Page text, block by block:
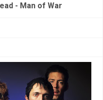
- Man of War